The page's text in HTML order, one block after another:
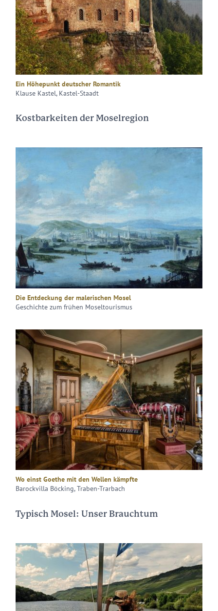
Ein Höhepunkt deutscher Romantik
Klause Kastel, Kastel-Staadt
Kostbarkeiten der Moselregion
Die Entdeckung der malerischen Mosel
Geschichte zum frühen Moseltourismus
Wo einst Goethe mit den Wellen kämpfte
Barockvilla Böcking, Traben-Trarbach
Typisch Mosel: Unser Brauchtum